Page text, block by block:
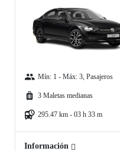
Mín: 1 - Máx: 3, Pasajeros
3 Maletas medianas
295.47 km - 03 h 33 m
Información